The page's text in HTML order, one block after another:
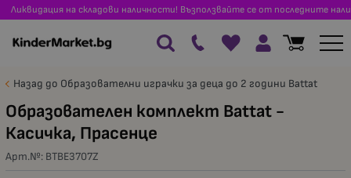
Ликвидация на складови наличности! Възползвайте се от последните
Назад до Образователни играчки за деца до 2 години Battat
Образователен комплект Battat -
Касичка, Прасенце
Арт.№: BTBE3707Z